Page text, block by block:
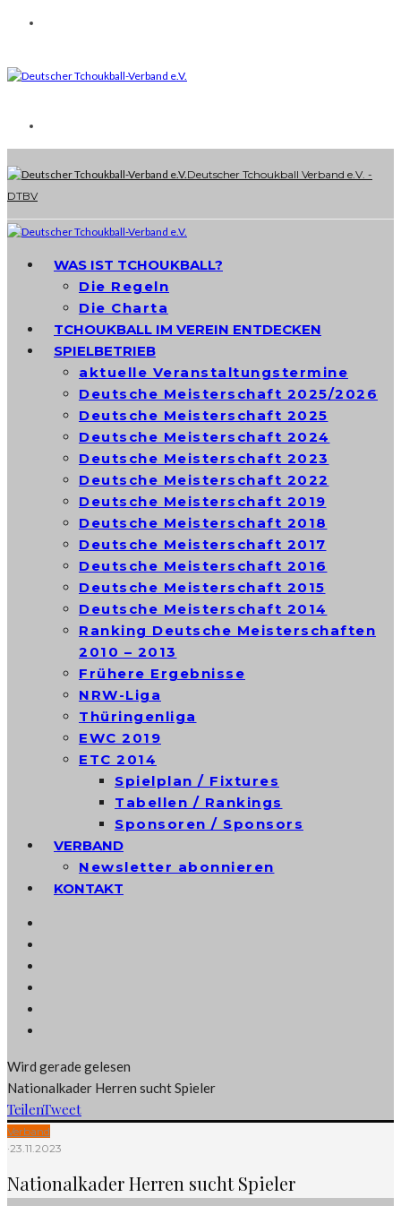
Deutscher Tchoukball Verband e.V. -
DTBV
WAS IST TCHOUKBALL?
Die Regeln
Die Charta
TCHOUKBALL IM VEREIN ENTDECKEN
SPIELBETRIEB
aktuelle Veranstaltungstermine
Deutsche Meisterschaft 2025/2026
Deutsche Meisterschaft 2025
Deutsche Meisterschaft 2024
Deutsche Meisterschaft 2023
Deutsche Meisterschaft 2022
Deutsche Meisterschaft 2019
Deutsche Meisterschaft 2018
Deutsche Meisterschaft 2017
Deutsche Meisterschaft 2016
Deutsche Meisterschaft 2015
Deutsche Meisterschaft 2014
Ranking Deutsche Meisterschaften
2010 – 2013
Frühere Ergebnisse
NRW-Liga
Thüringenliga
EWC 2019
ETC 2014
Spielplan / Fixtures
Tabellen / Rankings
Sponsoren / Sponsors
VERBAND
Newsletter abonnieren
KONTAKT
Wird gerade gelesen
Nationalkader Herren sucht Spieler
TeilenTweet
Verband
·23.11.2023
Nationalkader Herren sucht Spieler